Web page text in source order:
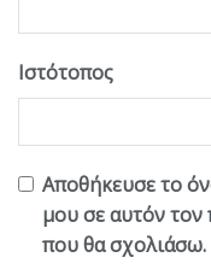
Ιστότοπος
Αποθήκευσε το
μου σε αυτόν τον
που θα σχολιάσω.